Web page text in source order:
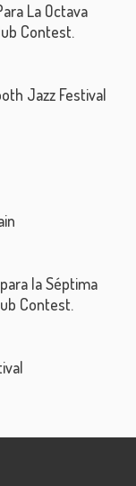
La Octava
Contest.
Jazz Festival
la Séptima
Contest.